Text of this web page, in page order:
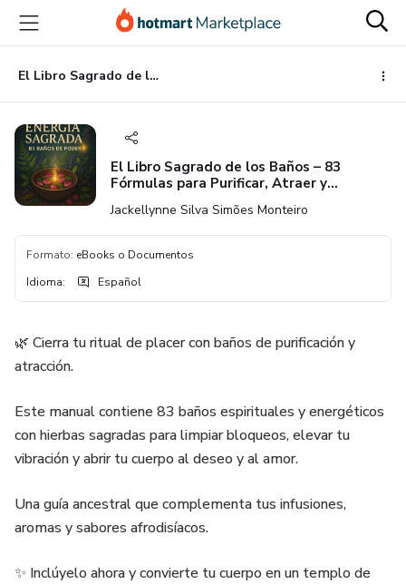
principal
página
de
página
El Libro Sagrado de los Baños – 83 Fórmulas para Purificar, Atraer y Transformar tu Energía
El Libro Sagrado de los Baños – 83
Fórmulas para Purificar, Atraer y
Jackellynne Silva Simões Monteiro
Formato: eBooks o Documentos
Idioma: Español
🌿 Cierra tu ritual de placer con baños de purificación y
atracción.
Este manual contiene 83 baños espirituales y energéticos
con hierbas sagradas para limpiar bloqueos, elevar tu
vibración y abrir tu cuerpo al deseo y al amor.
Una guía ancestral que complementa tus infusiones,
aromas y sabores afrodisíacos.
✨ Inclúyelo ahora y convierte tu cuerpo en un templo de